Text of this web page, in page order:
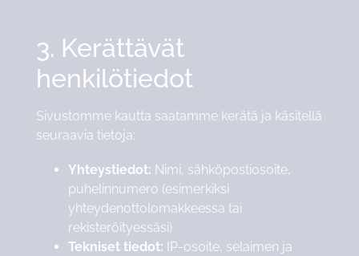
3. Kerättävät
henkilötiedot
Sivustomme kautta saatamme kerätä ja käsitellä
seuraavia tietoja:
Yhteystiedot: Nimi, sähköpostiosoite,
puhelinnumero (esimerkiksi
yhteydenottolomakkeessa tai
rekisteröityessäsi)
Tekniset tiedot: IP-osoite, selaimen ja